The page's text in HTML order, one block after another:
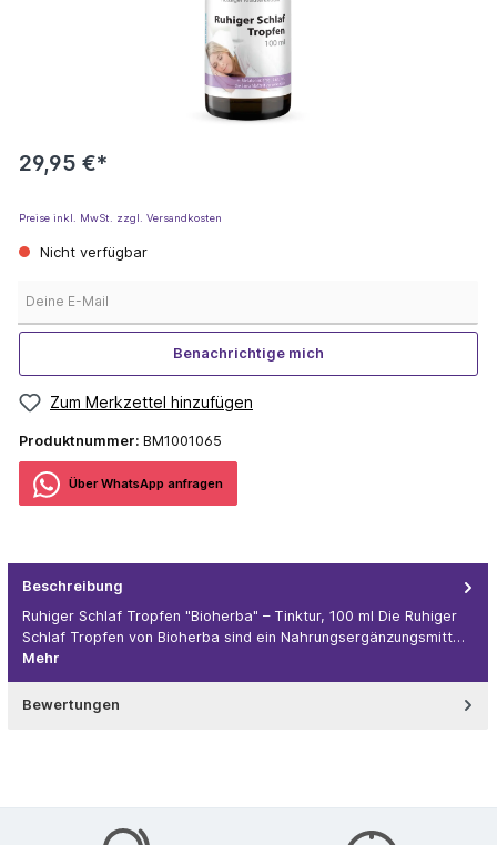
29,95 €*
Preise inkl. MwSt. zzgl. Versandkosten
Nicht verfügbar
Benachrichtige mich
Zum Merkzettel hinzufügen
Produktnummer: BM1001065
Über WhatѕApp anfragеn
Beschreibung
Ruhiger Schlaf Tropfen "Bioherba" – Tinktur, 100 ml Die Ruhiger
Schlaf Tropfen von Bioherba sind ein Nahrungsergänzungsmitt…
Mehr
Bewertungen